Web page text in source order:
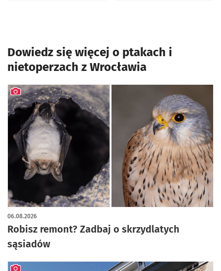
Dowiedz się więcej o ptakach i
nietoperzach z Wrocławia
Robisz remont? Zadbaj o skrzydlatych
sąsiadów
06.08.2026
artykuł z galerią zdjęć